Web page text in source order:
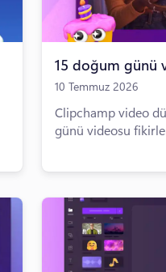
15 doğum günü
10 Temmuz 2026
Clipchamp video
günü videosu